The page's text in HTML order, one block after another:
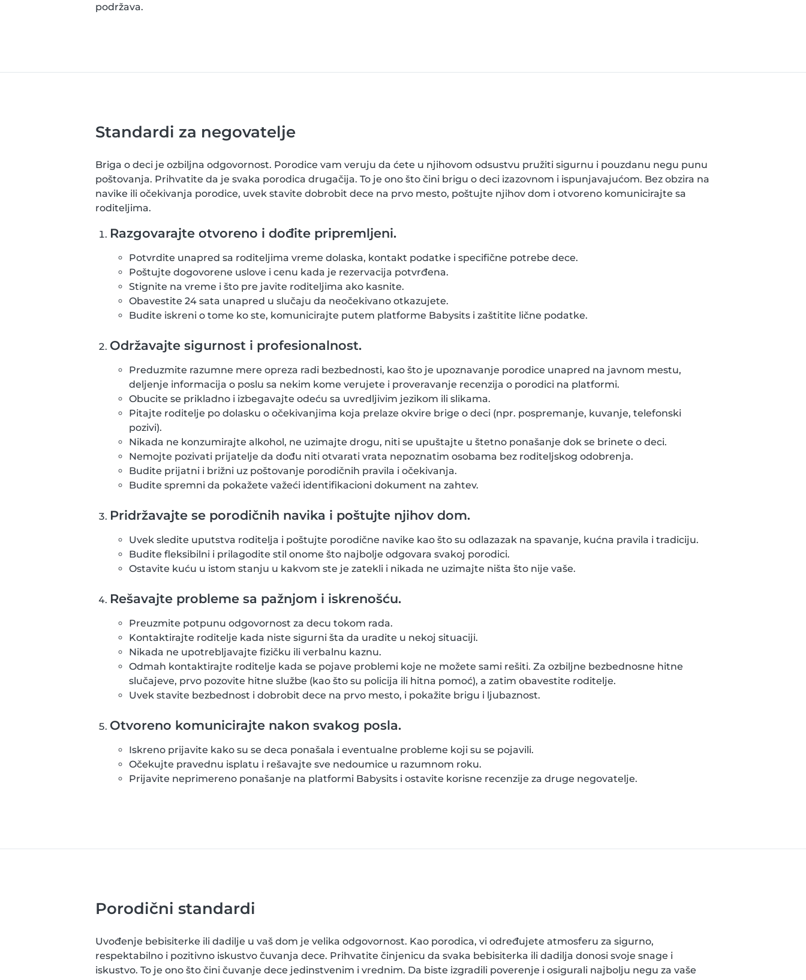
podržava.
Standardi za negovatelje
Briga o deci je ozbiljna odgovornost. Porodice vam veruju da ćete u njihovom odsustvu pružiti sigurnu i pouzdanu negu punu
poštovanja. Prihvatite da je svaka porodica drugačija. To je ono što čini brigu o deci izazovnom i ispunjavajućom. Bez obzira na
navike ili očekivanja porodice, uvek stavite dobrobit dece na prvo mesto, poštujte njihov dom i otvoreno komunicirajte sa
roditeljima.
Razgovarajte otvoreno i dođite pripremljeni.
Potvrdite unapred sa roditeljima vreme dolaska, kontakt podatke i specifične potrebe dece.
Poštujte dogovorene uslove i cenu kada je rezervacija potvrđena.
Stignite na vreme i što pre javite roditeljima ako kasnite.
Obavestite 24 sata unapred u slučaju da neočekivano otkazujete.
Budite iskreni o tome ko ste, komunicirajte putem platforme Babysits i zaštitite lične podatke.
Održavajte sigurnost i profesionalnost.
Preduzmite razumne mere opreza radi bezbednosti, kao što je upoznavanje porodice unapred na javnom mestu,
deljenje informacija o poslu sa nekim kome verujete i proveravanje recenzija o porodici na platformi.
Obucite se prikladno i izbegavajte odeću sa uvredljivim jezikom ili slikama.
Pitajte roditelje po dolasku o očekivanjima koja prelaze okvire brige o deci (npr. pospremanje, kuvanje, telefonski
pozivi).
Nikada ne konzumirajte alkohol, ne uzimajte drogu, niti se upuštajte u štetno ponašanje dok se brinete o deci.
Nemojte pozivati prijatelje da dođu niti otvarati vrata nepoznatim osobama bez roditeljskog odobrenja.
Budite prijatni i brižni uz poštovanje porodičnih pravila i očekivanja.
Budite spremni da pokažete važeći identifikacioni dokument na zahtev.
Pridržavajte se porodičnih navika i poštujte njihov dom.
Uvek sledite uputstva roditelja i poštujte porodične navike kao što su odlazazak na spavanje, kućna pravila i tradiciju.
Budite fleksibilni i prilagodite stil onome što najbolje odgovara svakoj porodici.
Ostavite kuću u istom stanju u kakvom ste je zatekli i nikada ne uzimajte ništa što nije vaše.
Rešavajte probleme sa pažnjom i iskrenošću.
Preuzmite potpunu odgovornost za decu tokom rada.
Kontaktirajte roditelje kada niste sigurni šta da uradite u nekoj situaciji.
Nikada ne upotrebljavajte fizičku ili verbalnu kaznu.
Odmah kontaktirajte roditelje kada se pojave problemi koje ne možete sami rešiti. Za ozbiljne bezbednosne hitne
slučajeve, prvo pozovite hitne službe (kao što su policija ili hitna pomoć), a zatim obavestite roditelje.
Uvek stavite bezbednost i dobrobit dece na prvo mesto, i pokažite brigu i ljubaznost.
Otvoreno komunicirajte nakon svakog posla.
Iskreno prijavite kako su se deca ponašala i eventualne probleme koji su se pojavili.
Očekujte pravednu isplatu i rešavajte sve nedoumice u razumnom roku.
Prijavite neprimereno ponašanje na platformi Babysits i ostavite korisne recenzije za druge negovatelje.
Porodični standardi
Uvođenje bebisiterke ili dadilje u vaš dom je velika odgovornost. Kao porodica, vi određujete atmosferu za sigurno,
respektabilno i pozitivno iskustvo čuvanja dece. Prihvatite činjenicu da svaka bebisiterka ili dadilja donosi svoje snage i
iskustvo. To je ono što čini čuvanje dece jedinstvenim i vrednim. Da biste izgradili poverenje i osigurali najbolju negu za vaše